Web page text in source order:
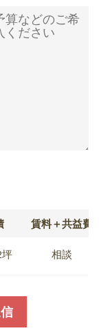
賃料＋共益費
相談